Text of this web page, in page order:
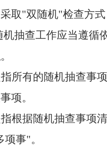
取"双随机"检查方
机抽查工作应当遵循
所有的随机抽查事
项。
根据随机抽查事项
事"。